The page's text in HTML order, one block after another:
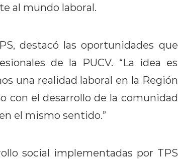
al mundo laboral.
destacó las oportunidades que
de la PUCV. “La idea es
una realidad laboral en la Región
con el desarrollo de la comunidad
el mismo sentido.”
social implementadas por TPS